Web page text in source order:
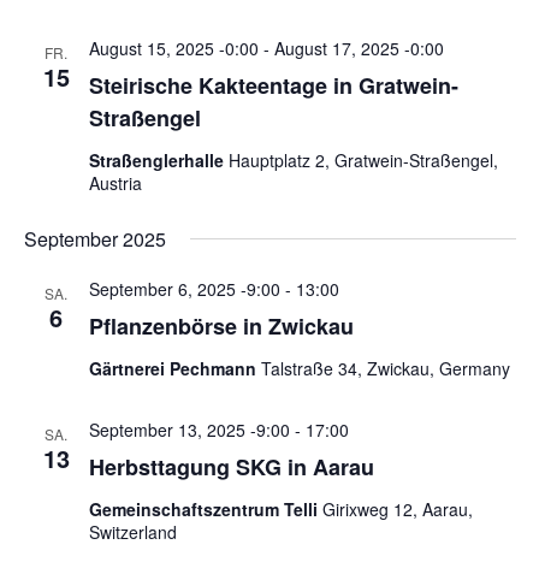
u
c
u
d
i
e
-
t
FR.
15
Steirische Kakteentage in Gratwein-
Straßengel
August 15, 2025 -0:00 - August 17, 2025 -0:00
Straßenglerhalle Hauptplatz 2, Gratwein-Straßengel,
Austria
September 2025
SA.
6 Pflanzenbörse in Zwickau
September 6, 2025 -9:00 - 13:00
Gärtnerei Pechmann Talstraße 34, Zwickau, Germany
SA.
13 Herbsttagung SKG in Aarau
September 13, 2025 -9:00 - 17:00
Gemeinschaftszentrum Telli Girixweg 12, Aarau,
Switzerland